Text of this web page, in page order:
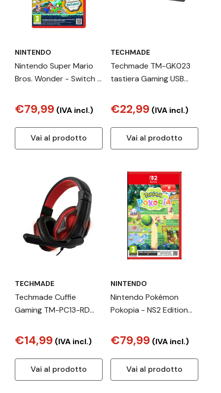
NINTENDO
Nintendo Super Mario
Bros. Wonder - Switch 2
Bellabel
€79,99 (IVA incl.)
Vai al prodotto
TECHMADE
Techmade TM-GK023
tastiera Gaming USB
€22,99 (IVA incl.)
Vai al prodotto
TECHMADE
Techmade Cuffie
Gaming TM-PC13-RD
€14,99 (IVA incl.)
Vai al prodotto
NINTENDO
Nintendo Pokèmon
Pokopia - NS2 Edition
semplificato, Cinese
tradizionale, Tedesca,
ESP, Francese, ITA,
Giapponese, Coreano
€79,99 (IVA incl.)
Vai al prodotto